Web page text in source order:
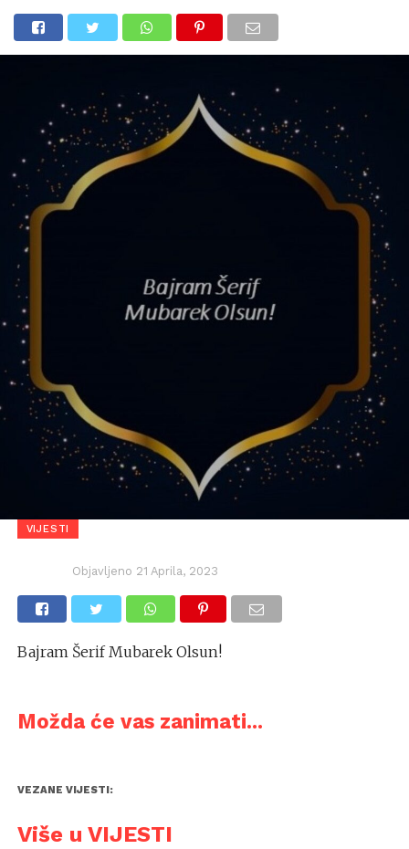
VIJESTI
Objavljeno 21 Aprila, 2023
Bajram Šerif Mubarek Olsun!
Možda će vas zanimati...
VEZANE VIJESTI:
Više u VIJESTI